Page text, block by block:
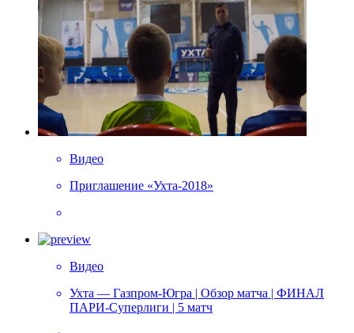
Видео
Приглашение «Ухта-2018»
Видео
Ухта — Газпром-Югра | Обзор матча | ФИНАЛ
ПАРИ-Суперлиги | 5 матч